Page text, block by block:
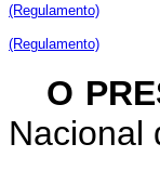
(Regulamento)
(Regulamento)
O
Nacional